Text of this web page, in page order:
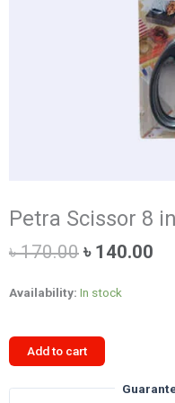
Petra Scissor 8
৳170.00 Original
was:
৳ 140.00
Availability: In stock
Petra
Scissor
inch
Add to cart